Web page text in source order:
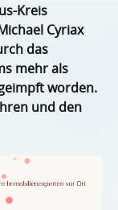
Kreis
Cyriax
das
mehr als
worden.
und den